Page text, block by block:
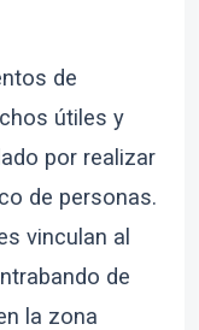
de
útiles y
por realizar
de personas.
vinculan al
de
la zona